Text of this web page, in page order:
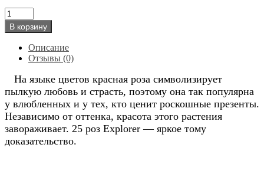
В корзину
Описание
Отзывы (0)
На языке цветов красная роза символизирует
пылкую любовь и страсть, поэтому она так популярна
у влюбленных и у тех, кто ценит роскошные презенты.
Независимо от оттенка, красота этого растения
завораживает. 25 роз Explorer — яркое тому
доказательство.